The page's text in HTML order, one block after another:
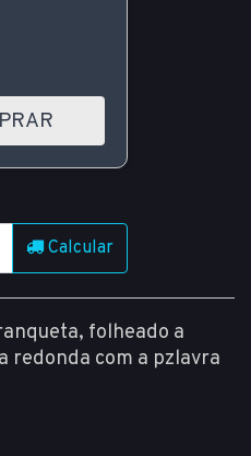
Calcular
folheado a
redonda com a pzlavra